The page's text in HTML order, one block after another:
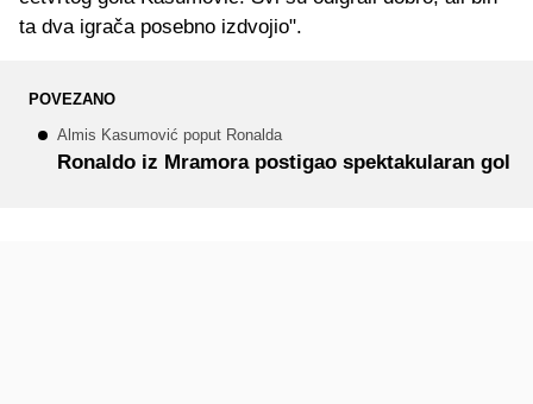
ta dva igrača posebno izdvojio".
POVEZANO
Almis Kasumović poput Ronalda
Ronaldo iz Mramora postigao spektakularan gol